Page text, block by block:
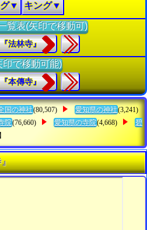
▼
キング▼
覧表(矢印で移動可)
法林寺』
で移動可能)
本傳寺』
国の神社(80,507) 愛知県の神社(3,241)
院(76,660) 愛知県の寺院(4,668)
碧
】
』